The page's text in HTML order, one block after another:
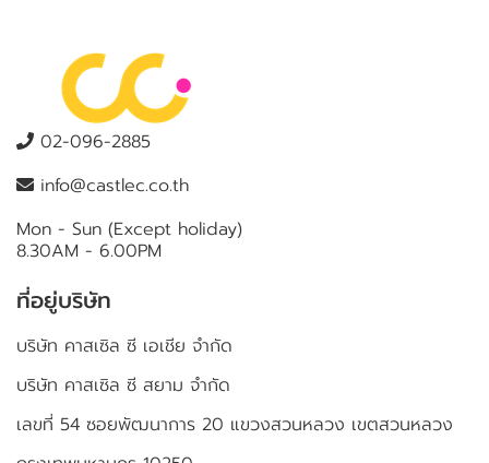
02-096-2885
info@castlec.co.th
Mon - Sun (Except holiday)
8.30AM - 6.00PM
ที่อยู่บริษัท
บริษัท คาสเซิล ซี เอเชีย จำกัด
บริษัท คาสเซิล ซี สยาม จำกัด
เลขที่ 54 ซอยพัฒนาการ 20 แขวงสวนหลวง เขตสวนหลวง